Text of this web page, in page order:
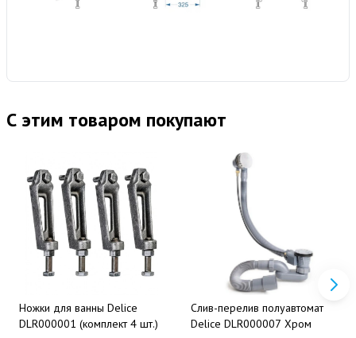
С этим товаром покупают
Ножки для ванны Delice
DLR000001 (комплект 4 шт.)
Слив-перелив полуавтомат
Delice DLR000007 Хром